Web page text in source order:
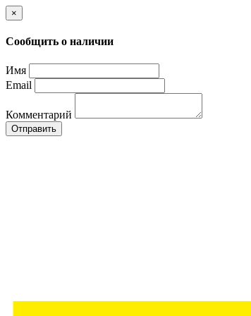
×
Сообщить о наличии
Имя
Email
Комментарий
Отправить